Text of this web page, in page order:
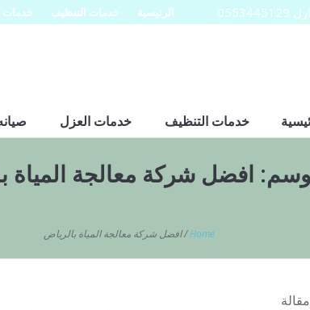
الرئيسية خدمات التنظيف خدمات
خدمات التنظيف خدمات العزل
افضل شركة معالجة المياة
Home
/افضل شركة معالجة المياة بالرياض
مقالة